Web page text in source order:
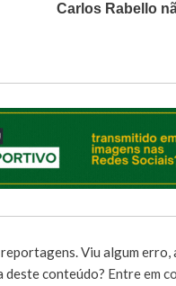
Carlos Rabello
Viu algum erro,
deste conteúdo? Entre em